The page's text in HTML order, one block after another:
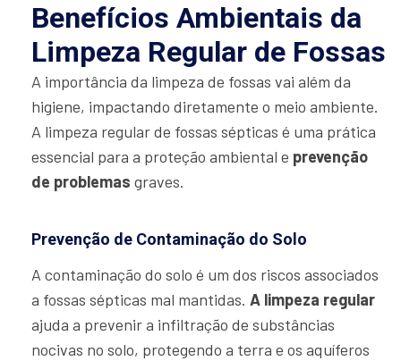
Benefícios Ambientais da
Limpeza Regular de Fossas
A importância da limpeza de fossas vai além da
higiene, impactando diretamente o meio ambiente.
A limpeza regular de fossas sépticas é uma prática
essencial para a proteção ambiental e prevenção
de problemas graves.
Prevenção de Contaminação do Solo
A contaminação do solo é um dos riscos associados
a fossas sépticas mal mantidas. A limpeza regular
ajuda a prevenir a infiltração de substâncias
nocivas no solo, protegendo a terra e os aquíferos